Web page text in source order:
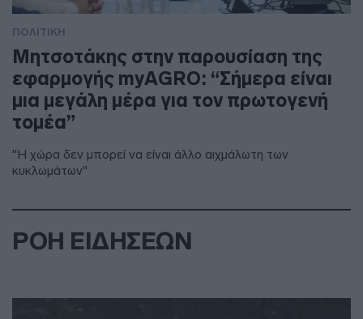
ΠΟΛΙΤΙΚΗ
Μητσοτάκης στην παρουσίαση της
εφαρμογής myAGRO: “Σήμερα είναι
μια μεγάλη μέρα για τον πρωτογενή
τομέα”
"Η χώρα δεν μπορεί να είναι άλλο αιχμάλωτη των
κυκλωμάτων"
ΡΟΗ ΕΙΔΗΣΕΩΝ